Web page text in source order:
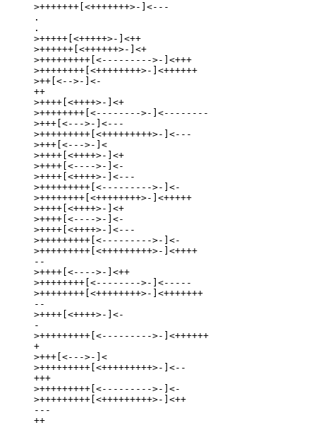
>+++++++[<+++++++>-]<---
.
.
>+++++[<+++++>-]<++
>++++++[<++++++>-]<+
>+++++++++[<--------->-]<+++
>++++++++[<++++++++>-]<++++++
>++[<-->-]<-
++
>++++[<++++>-]<+
>++++++++[<-------->-]<--------
>+++[<--->-]<---
>+++++++++[<+++++++++>-]<---
>+++[<--->-]<
>++++[<++++>-]<+
>++++[<---->-]<-
>++++[<++++>-]<---
>+++++++++[<--------->-]<-
>++++++++[<++++++++>-]<+++++
>++++[<++++>-]<+
>++++[<---->-]<-
>++++[<++++>-]<---
>+++++++++[<--------->-]<-
>+++++++++[<+++++++++>-]<++++
--
>++++[<---->-]<++
>++++++++[<-------->-]<-----
>++++++++[<++++++++>-]<+++++++
--
>++++[<++++>-]<-
-
>+++++++++[<--------->-]<++++++
+
>+++[<--->-]<
>+++++++++[<+++++++++>-]<--
+++
>+++++++++[<--------->-]<-
>+++++++++[<+++++++++>-]<++
---
++